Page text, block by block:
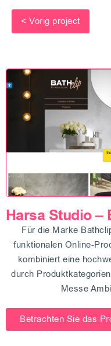
< Vorig project
Harsa Studio –
Für die Marke
funktionalen Online-
kombiniert eine
durch
Messe
Betrachten Sie das